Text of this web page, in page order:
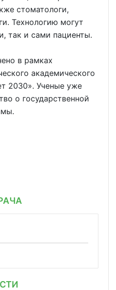
стоматологи,
Технологию могут
так и сами пациенты.
в рамках
академического
2030». Ученые уже
о государственной